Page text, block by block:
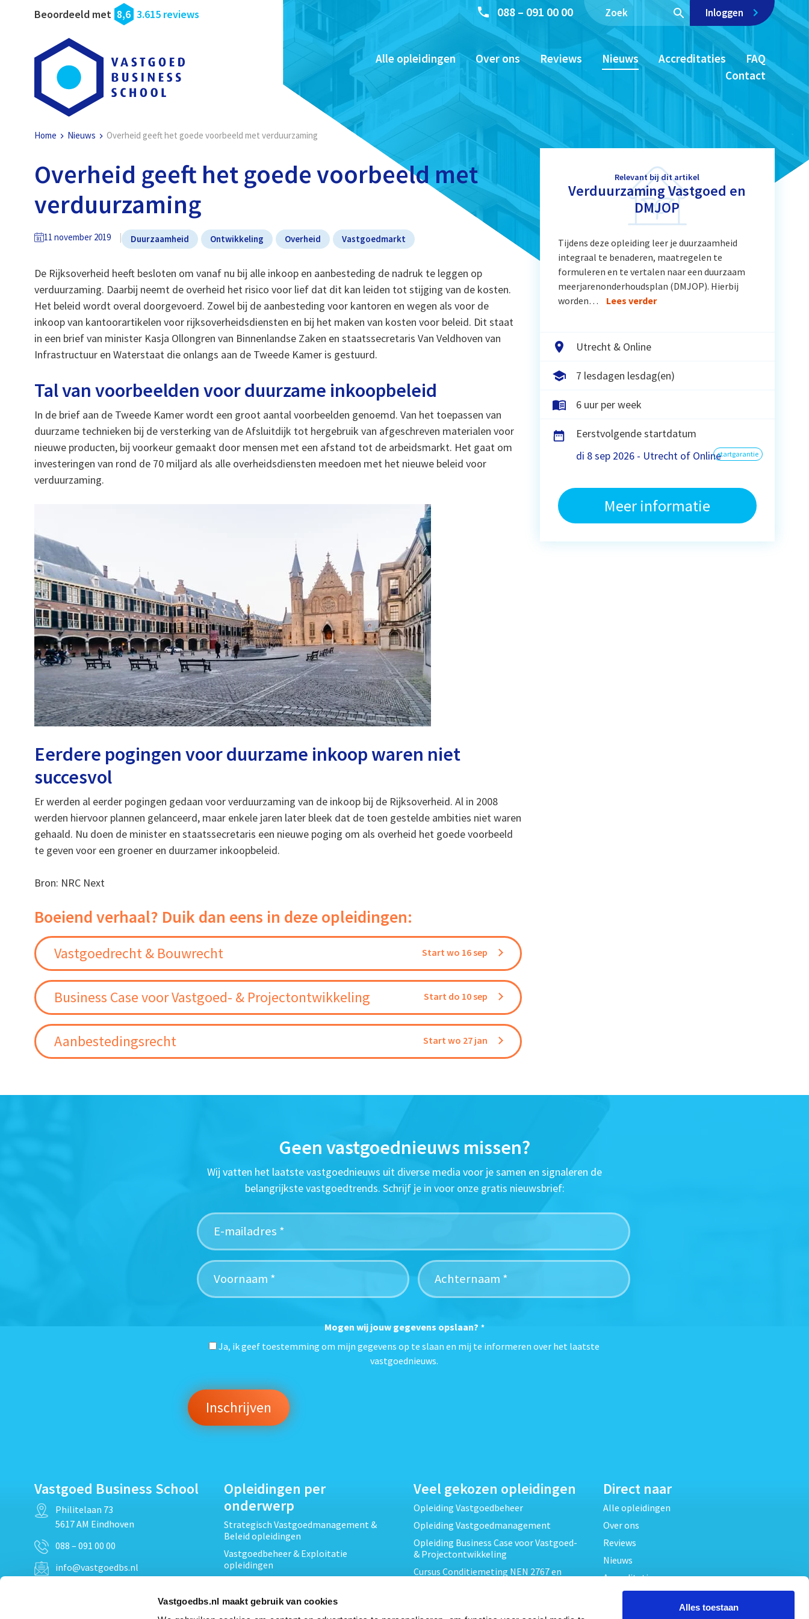
Vastgoedbs.nl maakt gebruik van cookies
Alles toestaan
Beoordeeld met 8,6 3.615 reviews 088 – 091 00 00 Inloggen
Alle opleidingen Over ons Reviews Nieuws Accreditaties
FAQ
Contact
Home Nieuws Overheid geeft het goede voorbeeld met verduurzaming
Overheid geeft het goede voorbeeld met
verduurzaming
11 november 2019 Duurzaamheid Ontwikkeling Overheid Vastgoedmarkt
De Rijksoverheid heeft besloten om vanaf nu bij alle inkoop en aanbesteding de nadruk te leggen op
verduurzaming. Daarbij neemt de overheid het risico voor lief dat dit kan leiden tot stijging van de kosten.
Het beleid wordt overal doorgevoerd. Zowel bij de aanbesteding voor kantoren en wegen als voor de
inkoop van kantoorartikelen voor rijksoverheidsdiensten en bij het maken van kosten voor beleid. Dit staat
in een brief van minister Kasja Ollongren van Binnenlandse Zaken en staatssecretaris Van Veldhoven van
Infrastructuur en Waterstaat die onlangs aan de Tweede Kamer is gestuurd.
Tal van voorbeelden voor duurzame inkoopbeleid
In de brief aan de Tweede Kamer wordt een groot aantal voorbeelden genoemd. Van het toepassen van
duurzame technieken bij de versterking van de Afsluitdijk tot hergebruik van afgeschreven materialen voor
nieuwe producten, bij voorkeur gemaakt door mensen met een afstand tot de arbeidsmarkt. Het gaat om
investeringen van rond de 70 miljard als alle overheidsdiensten meedoen met het nieuwe beleid voor
verduurzaming.
Eerdere pogingen voor duurzame inkoop waren niet
succesvol
Er werden al eerder pogingen gedaan voor verduurzaming van de inkoop bij de Rijksoverheid. Al in 2008
werden hiervoor plannen gelanceerd, maar enkele jaren later bleek dat de toen gestelde ambities niet waren
gehaald. Nu doen de minister en staatssecretaris een nieuwe poging om als overheid het goede voorbeeld
te geven voor een groener en duurzamer inkoopbeleid.
Bron: NRC Next
Boeiend verhaal? Duik dan eens in deze opleidingen:
Vastgoedrecht & Bouwrecht Start wo 16 sep
Business Case voor Vastgoed- & Projectontwikkeling Start do 10 sep
Aanbestedingsrecht Start wo 27 jan
Relevant bij dit artikel
Verduurzaming Vastgoed en
DMJOP
Tijdens deze opleiding leer je duurzaamheid
integraal te benaderen, maatregelen te
formuleren en te vertalen naar een duurzaam
meerjarenonderhoudsplan (DMJOP). Hierbij
worden…
Lees verder
Utrecht & Online
7 lesdagen lesdag(en)
6 uur per week
Eerstvolgende startdatum
di 8 sep 2026 - Utrecht of Onlinestartgarantie
Meer informatie
Geen vastgoednieuws missen?
Wij vatten het laatste vastgoednieuws uit diverse media voor je samen en signaleren de
belangrijkste vastgoedtrends. Schrijf je in voor onze gratis nieuwsbrief:
Mogen wij jouw gegevens opslaan? *
Ja, ik geef toestemming om mijn gegevens op te slaan en mij te informeren over het laatste
vastgoednieuws.
Vastgoed Business School
Philitelaan 73
5617 AM Eindhoven
088 – 091 00 00
info@vastgoedbs.nl
Opleidingen per
onderwerp
Strategisch Vastgoedmanagement &
Beleid opleidingen
Vastgoedbeheer & Exploitatie
opleidingen
Projectontwikkeling &
Veel gekozen opleidingen
Opleiding Vastgoedbeheer
Opleiding Vastgoedmanagement
Opleiding Business Case voor Vastgoed-
& Projectontwikkeling
Cursus Conditiemeting NEN 2767 en
Direct naar
Alle opleidingen
Over ons
Reviews
Nieuws
Accreditaties